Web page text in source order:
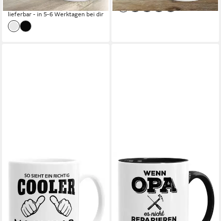
11,90 €
lieferbar - in 5-6 Werktagen bei dir